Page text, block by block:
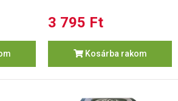
3 795 Ft
Kosárba rakom